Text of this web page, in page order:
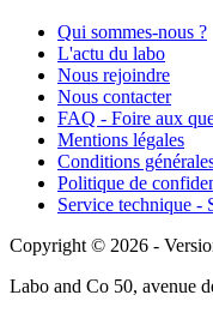
Qui sommes-nous ?
L'actu du labo
Nous rejoindre
Nous contacter
FAQ - Foire aux
Mentions légales
Conditions
Politique de
Service technique -
Copyright © 2026 -
Labo and Co 50, avenue